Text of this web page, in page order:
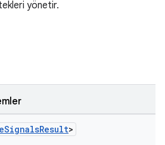
yönetir.
SignalsResult>